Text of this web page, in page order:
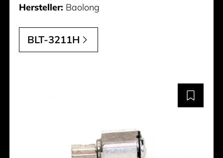
Hersteller: Baolong
BLT-3211H